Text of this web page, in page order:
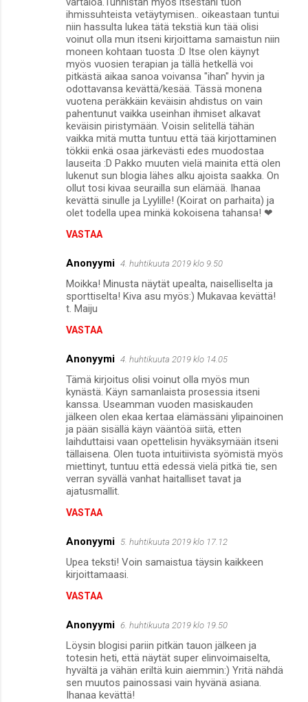
ihmissuhteista vetäytymisen.. oikeastaan tuntui
niin hassulta lukea tätä tekstiä kun tää olisi
voinut olla mun itseni kirjoittama samaistun niin
moneen kohtaan tuosta :D Itse olen käynyt
myös vuosien terapian ja tällä hetkellä voi
pitkästä aikaa sanoa voivansa "ihan" hyvin ja
odottavansa kevättä/kesää. Tässä monena
vuotena peräkkäin keväisin ahdistus on vain
pahentunut vaikka useinhan ihmiset alkavat
keväisin piristymään. Voisin selitellä tähän
vaikka mitä mutta tuntuu että tää kirjottaminen
tökkii enkä osaa järkevästi edes muodostaa
lauseita :D Pakko muuten vielä mainita että olen
lukenut sun blogia lähes alku ajoista saakka. On
ollut tosi kivaa seurailla sun elämää. Ihanaa
kevättä sinulle ja Lyylille! (Koirat on parhaita) ja
olet todella upea minkä kokoisena tahansa! ❤
VASTAA
Anonyymi 4. huhtikuuta 2019 klo 9.50
Moikka! Minusta näytät upealta, naiselliselta ja
sporttiselta! Kiva asu myös:) Mukavaa kevättä!
t. Maiju
VASTAA
Anonyymi 4. huhtikuuta 2019 klo 14.05
Tämä kirjoitus olisi voinut olla myös mun
kynästä. Käyn samanlaista prosessia itseni
kanssa. Useamman vuoden masiskauden
jälkeen olen ekaa kertaa elämässäni ylipainoinen
ja pään sisällä käyn vääntöä siitä, etten
laihduttaisi vaan opettelisin hyväksymään itseni
tällaisena. Olen tuota intuitiivista syömistä myös
miettinyt, tuntuu että edessä vielä pitkä tie, sen
verran syvällä vanhat haitalliset tavat ja
ajatusmallit.
VASTAA
Anonyymi 5. huhtikuuta 2019 klo 17.12
Upea teksti! Voin samaistua täysin kaikkeen
kirjoittamaasi.
VASTAA
Anonyymi 6. huhtikuuta 2019 klo 19.50
Löysin blogisi pariin pitkän tauon jälkeen ja
totesin heti, että näytät super elinvoimaiselta,
hyvältä ja vähän eriltä kuin aiemmin:) Yritä nähdä
sen muutos painossasi vain hyvänä asiana.
Ihanaa kevättä!